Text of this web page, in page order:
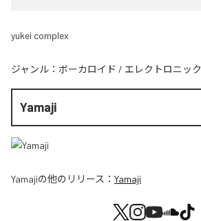
yukei complex
ジャンル： ボーカロイド / エレクトロニック
Yamaji
Yamajiの他のリリース： Yamaji